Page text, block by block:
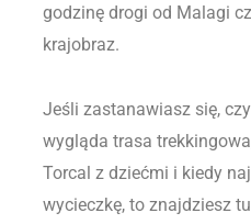
godzinę drogi od Malagi
krajobraz.
Jeśli zastanawiasz się,
wygląda trasa
Torcal z dziećmi i kiedy
wycieczkę, to znajdziesz